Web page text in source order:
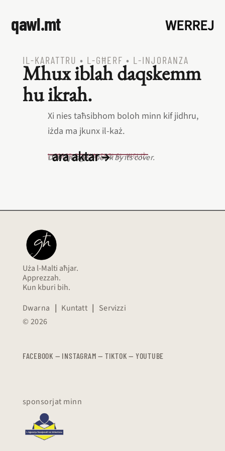
qawl.mt WERREJ
IL‑KARATTRU • L‑GĦERF • L‑INJORANZA
Mhux iblah daqskemm
hu ikrah.
Xi nies taħsibhom boloh minn kif jidhru,
iżda ma jkunx il‑każ.
L‑EQREB EKWIVALENTI BL‑INGLIŻ
Don't judge a book by its cover.
ara aktar →
Uża l-Malti aħjar.
Apprezzah.
Kun kburi bih.
Dwarna | Kuntatt | Servizzi
© 2026
FACEBOOK — INSTAGRAM — TIKTOK — YOUTUBE
sponsorjat minn